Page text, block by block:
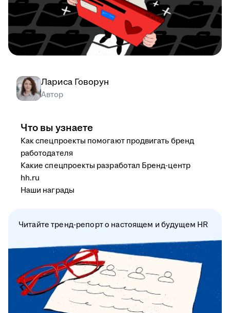
Лариса Говорун
Автор
Что вы узнаете
Как спецпроекты помогают продвигать бренд
работодателя
Какие спецпроекты разработал Бренд-центр
hh.ru
Наши награды
Читайте тренд-репорт о настоящем и будущем HR